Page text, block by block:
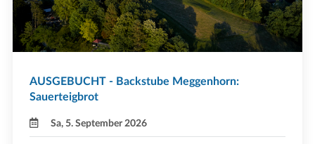
AUSGEBUCHT - Backstube Meggenhorn:
Sauerteigbrot
Sa, 5. September 2026